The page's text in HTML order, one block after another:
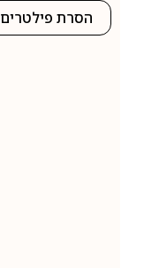
הסרת פילטרים